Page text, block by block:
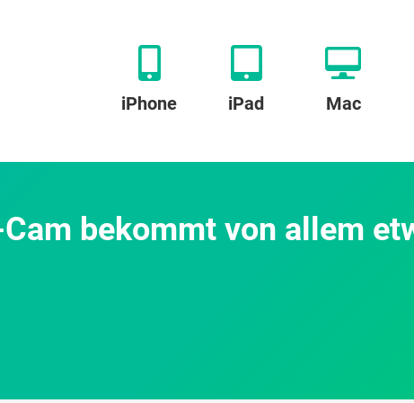
iPhone iPad Mac
bekommt von allem